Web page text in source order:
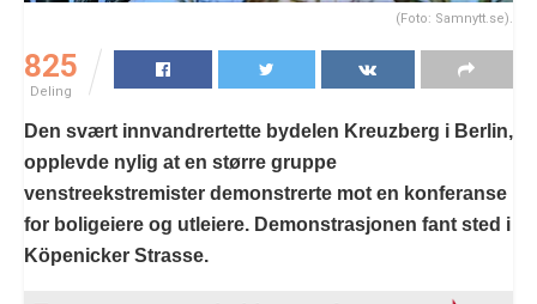
(Foto: Samnytt.se).
825
Deling
Den svært innvandrertette bydelen Kreuzberg i Berlin,
opplevde nylig at en større gruppe
venstreekstremister demonstrerte mot en konferanse
for boligeiere og utleiere. Demonstrasjonen fant sted i
Köpenicker Strasse.